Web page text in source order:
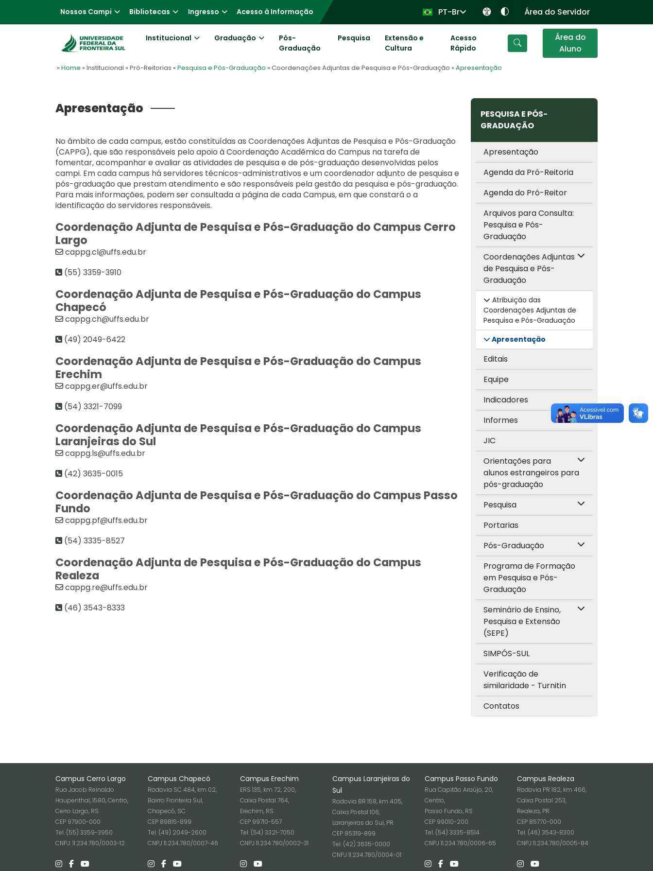
Nossos Campi Bibliotecas Ingresso Acesso à Informação PT-Br Área do Servidor
Institucional Graduação
Pós-
Graduação
Pesquisa
Extensão e
Cultura
Acesso
Rápido
Área do
Aluno
» Home » Institucional » Pró-Reitorias » Pesquisa e Pós-Graduação » Coordenações Adjuntas de Pesquisa e Pós-Graduação » Apresentação
Apresentação
No âmbito de cada campus, estão constituídas as Coordenações Adjuntas de Pesquisa e Pós-Graduação
(CAPPG), que são responsáveis pelo apoio à Coordenação Acadêmica do Campus na tarefa de
fomentar, acompanhar e avaliar as atividades de pesquisa e de pós-graduação desenvolvidas pelos
campi. Em cada campus há servidores técnicos-administrativos e um coordenador adjunto de pesquisa e
pós-graduação que prestam atendimento e são responsáveis pela gestão da pesquisa e pós-graduação.
Para mais informações, podem ser consultada a página de cada Campus, em que constará o a
identificação do servidores responsáveis.
Coordenação Adjunta de Pesquisa e Pós-Graduação do Campus Cerro
Largo
cappg.cl@uffs.edu.br
(55) 3359-3910
Coordenação Adjunta de Pesquisa e Pós-Graduação do Campus
Chapecó
cappg.ch@uffs.edu.br
(49) 2049-6422
Coordenação Adjunta de Pesquisa e Pós-Graduação do Campus
Erechim
cappg.er@uffs.edu.br
(54) 3321-7099
Coordenação Adjunta de Pesquisa e Pós-Graduação do Campus
Laranjeiras do Sul
cappg.ls@uffs.edu.br
(42) 3635-0015
Coordenação Adjunta de Pesquisa e Pós-Graduação do Campus Passo
Fundo
cappg.pf@uffs.edu.br
(54) 3335-8527
Coordenação Adjunta de Pesquisa e Pós-Graduação do Campus
Realeza
cappg.re@uffs.edu.br
(46) 3543-8333
PESQUISA E PÓS-
GRADUAÇÃO
Apresentação
Agenda da Pró-Reitoria
Agenda do Pró-Reitor
Arquivos para Consulta:
Pesquisa e Pós-
Graduação
Coordenações Adjuntas
de Pesquisa e Pós-
Graduação
Atribuição das
Coordenações Adjuntas de
Pesquisa e Pós-Graduação
Apresentação
Editais
Equipe
Indicadores
Informes
JIC
Orientações para
alunos estrangeiros para
pós-graduação
Pesquisa
Portarias
Pós-Graduação
Programa de Formação
em Pesquisa e Pós-
Graduação
Seminário de Ensino,
Pesquisa e Extensão
(SEPE)
SIMPÓS-SUL
Verificação de
similaridade - Turnitin
Contatos
Campus Cerro Largo
Rua Jacob Reinaldo
Haupenthal, 1580, Centro,
Cerro Largo, RS
CEP 97900-000
Tel. (55) 3359-3950
CNPJ: 11.234.780/0003-12
Campus Chapecó
Rodovia SC 484, km 02,
Bairro Fronteira Sul,
Chapecó, SC
CEP 89815-899
Tel. (49) 2049-2600
CNPJ 11.234.780/0007-46
Campus Erechim
ERS 135, km 72, 200,
Caixa Postal 764,
Erechim, RS
CEP 99710-557
Tel. (54) 3321-7050
CNPJ 11.234.780/0002-31
Campus Laranjeiras do
Sul
Rodovia BR 158, km 405,
Caixa Postal 106,
Laranjeiras do Sul, PR
CEP 85319-899
Tel. (42) 3635-0000
CNPJ 11.234.780/0004-01
Campus Passo Fundo
Rua Capitão Araújo, 20,
Centro,
Passo Fundo, RS
CEP 99010-200
Tel. (54) 3335-8514
CNPJ 11.234.780/0006-65
Campus Realeza
Rodovia PR 182, km 466,
Caixa Postal 253,
Realeza, PR
CEP 85770-000
Tel. (46) 3543-8300
CNPJ 11.234.780/0005-84